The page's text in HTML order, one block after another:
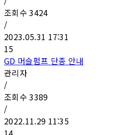
조회수3424
/
2023.05.31 17:31
15
GD 머슬펌프 단종 안내
관리자
/
조회수3389
/
2022.11.29 11:35